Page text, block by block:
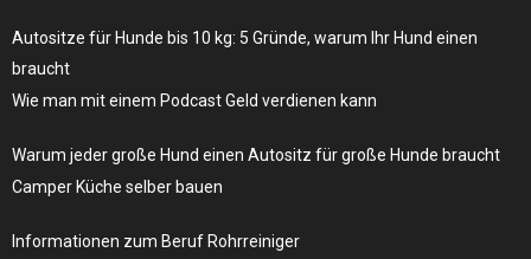
Autositze für Hunde bis 10 kg: 5 Gründe, warum Ihr Hund einen
braucht
Wie man mit einem Podcast Geld verdienen kann
Warum jeder große Hund einen Autositz für große Hunde braucht
Camper Küche selber bauen
Informationen zum Beruf Rohrreiniger